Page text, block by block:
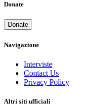
Donate
Donate
Navigazione
Interviste
Contact Us
Privacy Policy
Altri siti ufficiali